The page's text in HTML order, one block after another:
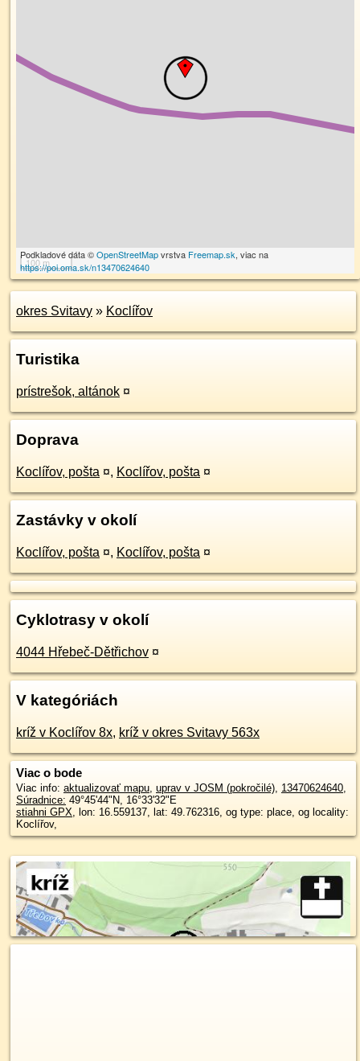
100 m
Podkladové dáta ©OpenStreetMapvrstva Freemap.sk, viac na
https://poi.oma.sk/n13470624640
okres Svitavy » Koclířov
Turistika
prístrešok, altánok ¤
Doprava
Koclířov, pošta ¤, Koclířov, pošta ¤
Zastávky v okolí
Koclířov, pošta ¤, Koclířov, pošta ¤
Cyklotrasy v okolí
4044 Hřebeč-Dětřichov ¤
V kategóriách
kríž v Koclířov 8x, kríž v okres Svitavy 563x
Viac o bode
Viac info: aktualizovať mapu, uprav v JOSM (pokročilé), 13470624640,
Súradnice: 49°45'44"N, 16°33'32"E
stiahni GPX, lon: 16.559137, lat: 49.762316, og type: place, og locality:
Koclířov,